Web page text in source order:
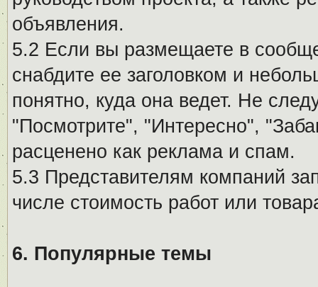
объявления.
5.2 Если вы размещаете в
снабдите ее заголовком и
понятно, куда она ведет. Не
"Посмотрите", "Интересно",
расценено как реклама и спам.
5.3 Представителям компаний
числе стоимость работ или
6. Популярные темы